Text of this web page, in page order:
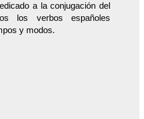
a la conjugación del
los verbos españoles
y modos.